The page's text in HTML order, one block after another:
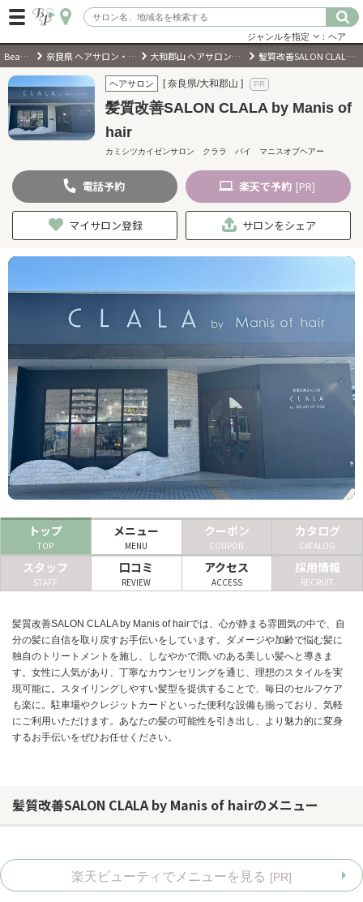
ログイン
会員登録（無料）
キーワード検索
ジャンルを選択
キーワードで検索
近くのサロンを探す
現在地から探す
ヘアサロン
ネイルサロン
まつげサロン
エステサロン
リラクゼーションサロン
美容クリニック
ネイルカタログ
メンズカタログ
ジャンルを指定 ：ヘア
BeautyPark 奈良県 ヘアサロン・美容室・美容院 大和郡山 ヘアサロン・美容室・美容院 髪質改善SALON CLALA by Manis of hair
ヘアサロン [ 奈良県/大和郡山 ]
髪質改善SALON CLALA by Manis of
hair
カミシツカイゼンサロン クララ バイ マニスオブヘアー
電話予約 楽天で予約 [PR]
マイサロン登録 サロンをシェア
トップ
TOP
メニュー
MENU
クーポン
COUPON
カタログ
CATALOG
スタッフ
STAFF
口コミ
REVIEW
アクセス
ACCESS
採用情報
RECRUIT
髪質改善SALON CLALA by Manis of hairでは、心が静まる雰囲気の中で、自
分の髪に自信を取り戻すお手伝いをしています。ダメージや加齢で悩む髪に
独自のトリートメントを施し、しなやかで潤いのある美しい髪へと導きま
す。女性に人気があり、丁寧なカウンセリングを通じ、理想のスタイルを実
現可能に。スタイリングしやすい髪型を提供することで、毎日のセルフケア
も楽に。駐車場やクレジットカードといった便利な設備も揃っており、気軽
にご利用いただけます。あなたの髪の可能性を引き出し、より魅力的に変身
するお手伝いをぜひお任せください。
髪質改善SALON CLALA by Manis of hairのメニュー
楽天ビューティでメニューを見る [PR]